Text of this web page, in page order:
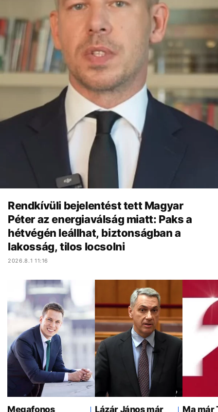
Rendkívüli bejelentést tett Magyar
Péter az energiaválság miatt: Paks a
hétvégén leállhat, biztonságban a
lakosság, tilos locsolni
2026.8.1 11:16
Megafonos
Lázár János már
Ma már